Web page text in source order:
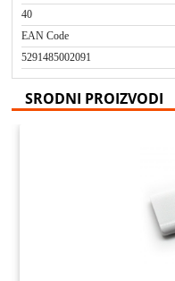
40
EAN Code
5291485002091
SRODNI PROIZVODI